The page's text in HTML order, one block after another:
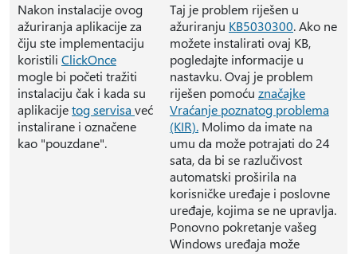
Nakon instalacije ovog
ažuriranja aplikacije za
čiju ste implementaciju
koristili ClickOnce
mogle bi početi tražiti
instalaciju čak i kada su
aplikacijetog servisa već
instalirane i označene
kao "pouzdane".
Taj je problem riješen u
ažuriranju KB5030300. Ako ne
možete instalirati ovaj KB,
pogledajte informacije u
nastavku. Ovaj je problem
riješen pomoću značajke
Vraćanje poznatog problema
(KIR). Molimo da imate na
umu da može potrajati do 24
sata, da bi se razlučivost
automatski proširila na
korisničke uređaje i poslovne
uređaje, kojima se ne upravlja.
Ponovno pokretanje vašeg
Windows uređaja može